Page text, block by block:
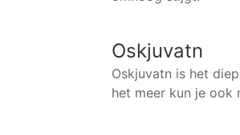
Oskjuvatn
Oskjuvatn is het
het meer kun je ook